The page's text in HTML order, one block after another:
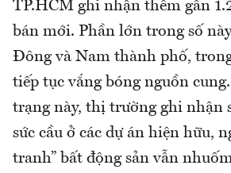
TP.HCM ghi nhận thêm gần
bán mới. Phần lớn trong số
Đông và Nam thành phố,
tiếp tục vắng bóng nguồn
trạng này, thị trường ghi nhận
sức cầu ở các dự án hiện hữu,
tranh” bất động sản vẫn